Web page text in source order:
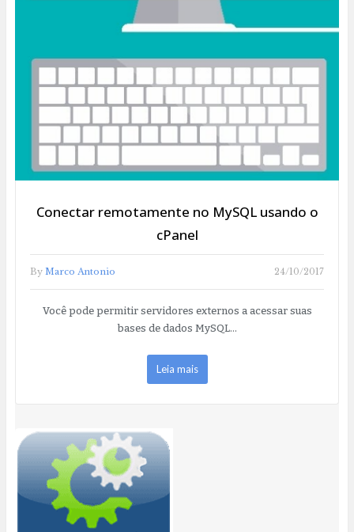
Conectar remotamente no MySQL usando o
cPanel
By Marco Antonio 24/10/2017
Você pode permitir servidores externos a acessar suas
bases de dados MySQL…
Leia mais